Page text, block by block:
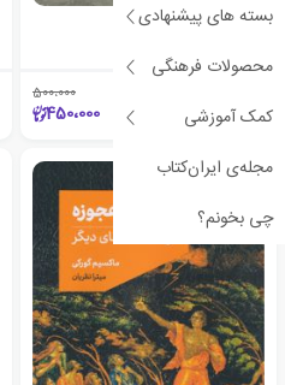
بسته های پیشنهادی
محصولات فرهنگی
کمک آموزشی
مجله‌ی ایران‌کتاب
چی بخونم؟
مادر
500،000
450،000